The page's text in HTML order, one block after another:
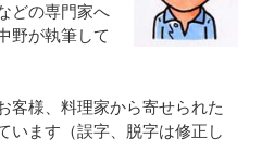
どの専門家へ
野が執筆して
客様、料理家から寄せられた
います（誤字、脱字は修正し